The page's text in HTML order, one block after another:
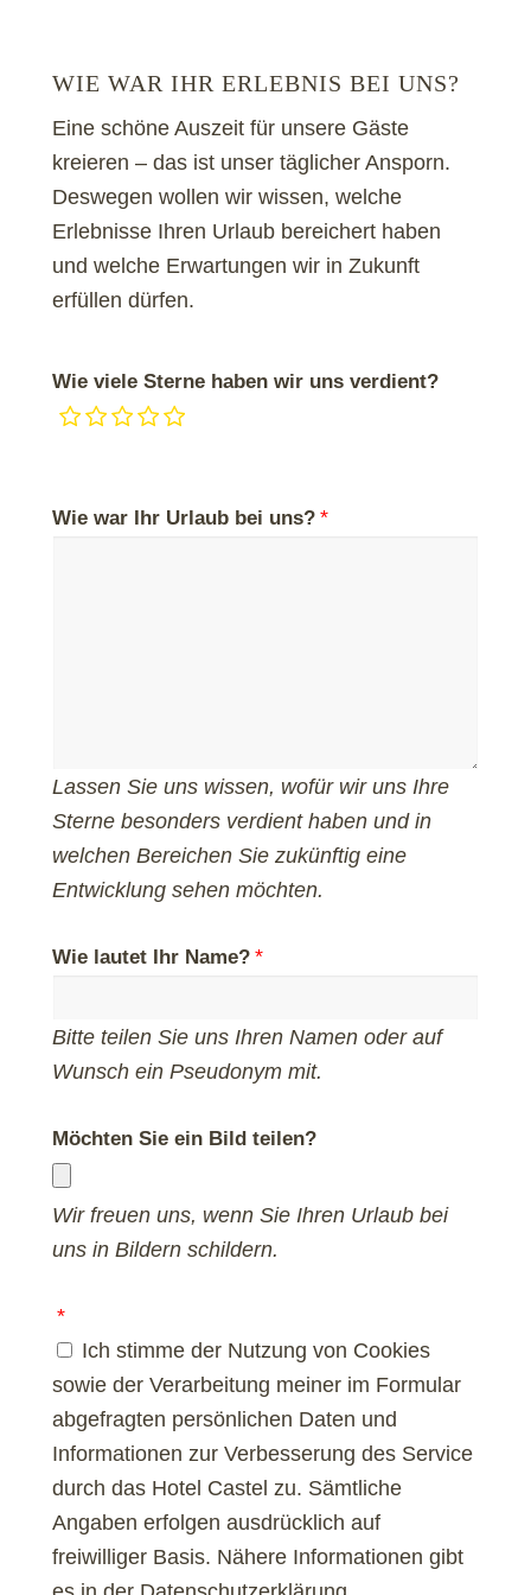
WIE WAR IHR ERLEBNIS BEI UNS?
Eine schöne Auszeit für unsere Gäste
kreieren – das ist unser täglicher Ansporn.
Deswegen wollen wir wissen, welche
Erlebnisse Ihren Urlaub bereichert haben
und welche Erwartungen wir in Zukunft
erfüllen dürfen.
Wie viele Sterne haben wir uns verdient?
Wie war Ihr Urlaub bei uns?
Lassen Sie uns wissen, wofür wir uns Ihre
Sterne besonders verdient haben und in
welchen Bereichen Sie zukünftig eine
Entwicklung sehen möchten.
Wie lautet Ihr Name?
Bitte teilen Sie uns Ihren Namen oder auf
Wunsch ein Pseudonym mit.
Möchten Sie ein Bild teilen?
Wir freuen uns, wenn Sie Ihren Urlaub bei
uns in Bildern schildern.
Ich stimme der Nutzung von Cookies
sowie der Verarbeitung meiner im Formular
abgefragten persönlichen Daten und
Informationen zur Verbesserung des Service
durch das Hotel Castel zu. Sämtliche
Angaben erfolgen ausdrücklich auf
freiwilliger Basis. Nähere Informationen gibt